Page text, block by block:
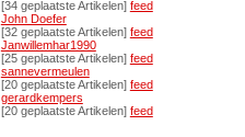
[34 geplaatste Artikelen] feed
John Doefer
[32 geplaatste Artikelen] feed
Janwillemhar1990
[25 geplaatste Artikelen] feed
sannevermeulen
[20 geplaatste Artikelen] feed
gerardkempers
[20 geplaatste Artikelen] feed